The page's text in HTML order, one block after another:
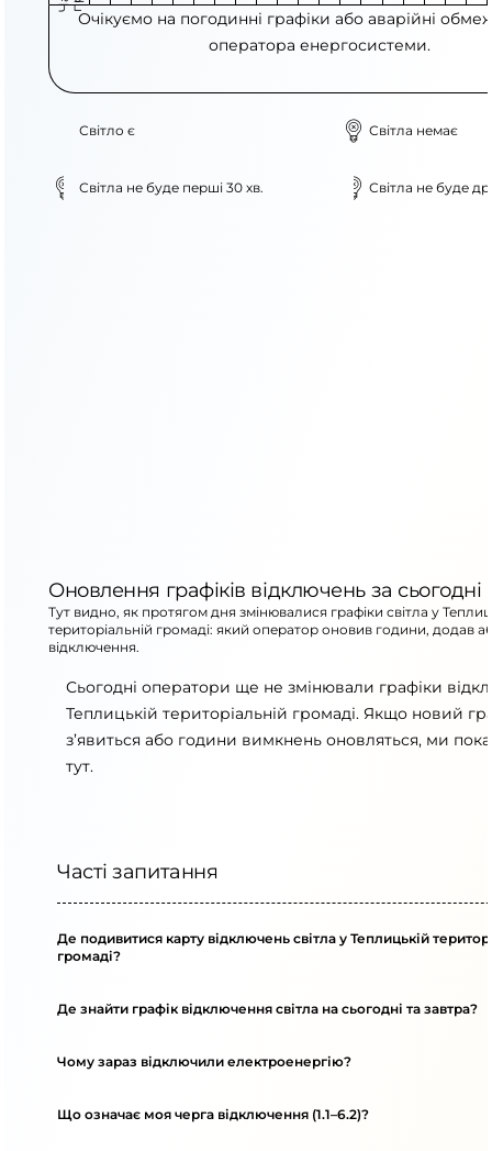
Очікуємо на погодинні графіки або аварійні
оператора енергосистеми.
Світло є Світла немає
Світла не буде перші 30 хв. Світла не буде
Оновлення графіків відключень за сьогодні
Тут видно, як протягом дня змінювалися графіки світла у
територіальній громаді: який оператор оновив години, додав
відключення.
Сьогодні оператори ще не змінювали графіки
Теплицькій територіальній громаді. Якщо новий
з’явиться або години вимкнень оновляться, ми
тут.
Часті запитання
Де подивитися карту відключень світла у Теплицькій
громаді?
Де знайти графік відключення світла на сьогодні та завтра?
Чому зараз відключили електроенергію?
Що означає моя черга відключення (1.1–6.2)?